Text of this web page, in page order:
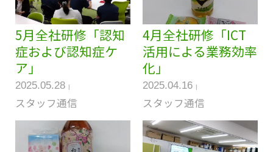
5月全社研修「認知
症および認知症ケ
ア」
2025.05.28
スタッフ通信
4月全社研修「ICT
活用による業務効率
化」
2025.04.16
スタッフ通信